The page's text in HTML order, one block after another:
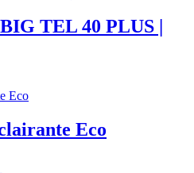
TEL 40 PLUS |
Eco